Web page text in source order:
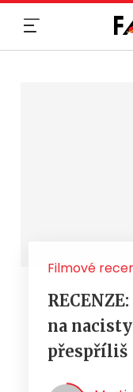
Filmové
na
přespříliš